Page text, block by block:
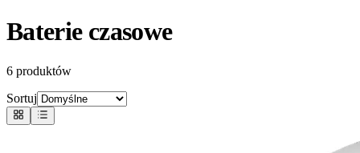
Baterie czasowe
6 produktów
Sortuj